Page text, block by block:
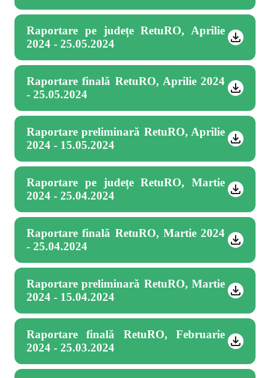
Raportare pe județe RetuRO, Aprilie
2024 - 25.05.2024
Raportare finală RetuRO, Aprilie 2024
- 25.05.2024
Raportare preliminară RetuRO, Aprilie
2024 - 15.05.2024
Raportare pe județe RetuRO, Martie
2024 - 25.04.2024
Raportare finală RetuRO, Martie 2024
- 25.04.2024
Raportare preliminară RetuRO, Martie
2024 - 15.04.2024
Raportare finală RetuRO, Februarie
2024 - 25.03.2024